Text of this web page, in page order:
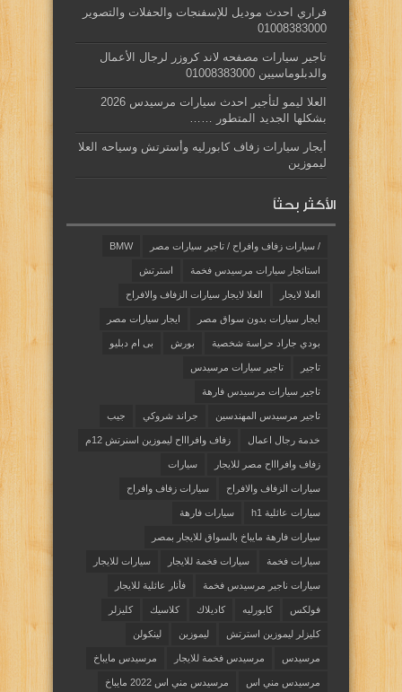
فراري احدث موديل للإسفنجات والحفلات والتصوير
01008383000
تاجير سيارات مصفحه لاند كروزر لرجال الأعمال
والدبلوماسيين 01008383000
العلا ليمو لتأجير احدث سيارات مرسيدس 2026
بشكلها الجديد المتطور ……
أيجار سيارات زفاف كابورليه وأسترتش وسياحه العلا
ليموزين
الأكثر بحثاً
/ سيارات زفاف وافراح / تاجير سيارات مصر BMW
استائجار سيارات مرسيدس فخمة استرتش
العلا لايجار العلا لايجار سيارات الزفاف والافراح
ايجار سيارات بدون سواق مصر ايجار سيارات مصر
بودي جاراد حراسة شخصية بورش بى ام دبليو
تاجير تاجير سيارات مرسيدس
تاجير سيارات مرسيدس فارهة
تاجير مرسيدس المهندسين جراند شروكي جيب
خدمة رجال اعمال زفاف وافراااح ليموزين اسنرتش 12م
زفاف وافراااح مصر للايجار سيارات
سيارات الزفاف والافراح سيارات زفاف وافراح
سيارات عائلية h1 سيارات فارهة
سيارات فارهة مايباخ بالسواق للايجار بمصر
سيارات فخمة سيارات فخمة للايجار سيارات للايجار
سيارات ناجير مرسيدس فخمة فأنار عائلية للايجار
فولكس كابورليه كاديلاك كلاسيك كليزلر
كليزلر ليموزين استرتش ليموزين لينكولن
مرسيدس مرسيدس فخمة للايجار مرسيدس مايباخ
مرسيدس مني اس مرسيدس مني اس 2022 مايباخ